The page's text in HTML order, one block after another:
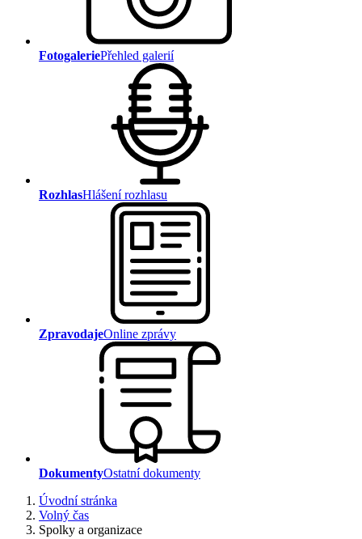
FotogaleriePřehled galerií
RozhlasHlášení rozhlasu
ZpravodajeOnline zprávy
DokumentyOstatní dokumenty
Úvodní stránka
Volný čas
Spolky a organizace